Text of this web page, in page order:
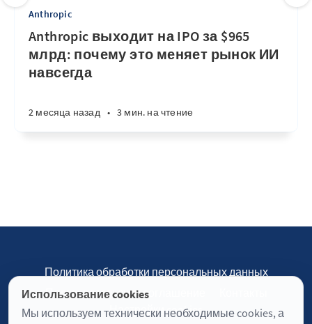
Anthropic
Anthropic выходит на IPO за $965
млрд: почему это меняет рынок ИИ
навсегда
2 месяца назад • 3 мин. на чтение
Использование cookies
Мы используем технически необходимые cookies, а
Политика обработки персональных данных
Пользовательское соглашение
Настройки cookies